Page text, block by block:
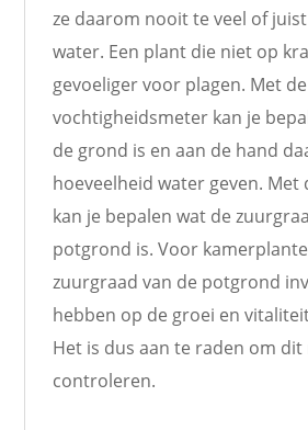
ze daarom nooit te veel of
water. Een plant die niet op
gevoeliger voor plagen. Met de
vochtigheidsmeter kan je
de grond is en aan de hand
hoeveelheid water geven. Met
kan je bepalen wat de
potgrond is. Voor
zuurgraad van de potgrond
hebben op de groei en
Het is dus aan te raden om
controleren.